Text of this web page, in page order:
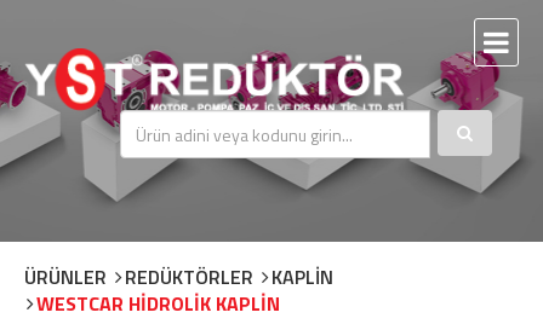
ÜRÜNLER REDÜKTÖRLER
KAPLİN
WESTCAR HİDROLİK KAPLİN